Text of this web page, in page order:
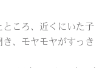
ところ、近くにいた子
、モヤモヤがすっき